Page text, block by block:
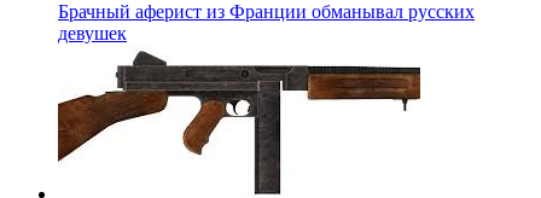
Брачный аферист из Франции обманывал русских
девушек